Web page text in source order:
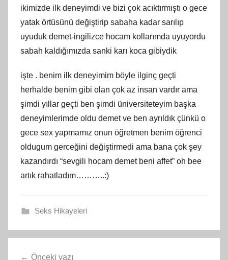
ikimizde ilk deneyimdi ve bizi çok acıktırmıştı o gece
yatak örtüsünü değiştirip sabaha kadar sarılıp
uyuduk demet-ingilizce hocam kollarımda uyuyordu
sabah kaldığımızda sanki karı koca gibiydik
işte . benim ilk deneyimim böyle ilginç geçti
herhalde benim gibi olan çok az insan vardır ama
şimdi yıllar geçti ben şimdi üniversiteteyim başka
deneyimlerimde oldu demet ve ben ayrıldık çünkü o
gece sex yapmamız onun öğretmen benim öğrenci
oldugum gerceğini değiştirmedi ama bana çok şey
kazandırdı “sevgili hocam demet beni affet” oh bee
artık rahatladım………..:)
Seks Hikayeleri
Önceki yazı